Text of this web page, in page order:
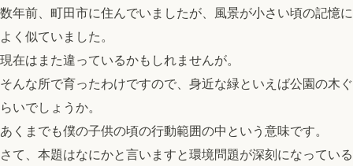
数年前、町田市に住んでいましたが、風景が小さい頃の記憶に
よく似ていました。
現在はまた違っているかもしれませんが。
そんな所で育ったわけですので、身近な緑といえば公園の木ぐ
らいでしょうか。
あくまでも僕の子供の頃の行動範囲の中という意味です。
さて、本題はなにかと言いますと環境問題が深刻になっている